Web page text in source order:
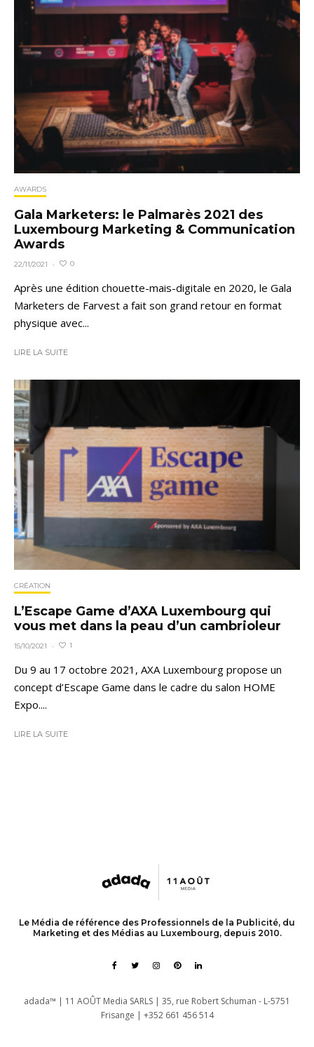
AWARDS
Gala Marketers: le Palmarès 2021 des
Luxembourg Marketing & Communication
Awards
22/11/2021 · 0
Après une édition chouette-mais-digitale en 2020, le Gala
Marketers de Farvest a fait son grand retour en format
physique avec...
LIRE LA SUITE
CRÉATION
L’Escape Game d’AXA Luxembourg qui
vous met dans la peau d’un cambrioleur
15/10/2021 · 1
Du 9 au 17 octobre 2021, AXA Luxembourg propose un
concept d’Escape Game dans le cadre du salon HOME
Expo....
LIRE LA SUITE
Le Média de référence des Professionnels de la Publicité, du
Marketing et des Médias au Luxembourg, depuis 2010.
adada™ | 11 AOÛT Media SARLS | 35, rue Robert Schuman - L-5751
Frisange | +352 661 456 514